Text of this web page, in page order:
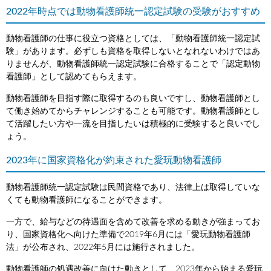
2022年時点では動物看護師統一認定試験の受験がおすすめ
動物看護師の仕事に役立つ資格としては、「動物看護師統一認定試
験」があります。必ずしも資格を取得しないとなれないわけではあ
りませんが、動物看護師統一認定試験に合格することで「認定動物
看護師」として認めてもらえます。
動物看護師を目指す際に取得するのも良いですし、動物看護師とし
て働き始めてからチャレンジすることも可能です。動物看護師とし
て活躍したい方や一流を目指したいは積極的に受験すると良いでし
ょう。
2023年に国家資格化が約束された愛玩動物看護師
動物看護師統一認定試験は民間資格であり、法律上は取得していな
くても動物看護師になることができます。
一方で、給与などの待遇面を含めて改善を求める動きが強まってお
り、国家資格化へ向けた準備で2019年6月には「愛玩動物看護師
法」が公布され、2022年5月には施行されました。
動物看護師の処遇改善に向けた動きとして、2023年から始まる愛玩